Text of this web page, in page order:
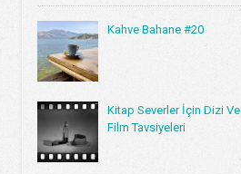
Kahve Bahane #20
Kitap Severler İçin Dizi Ve
Film Tavsiyeleri